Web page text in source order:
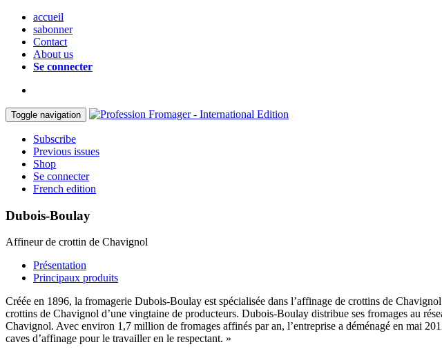
accueil
sabonner
Contact
About us
Se connecter
Toggle navigation
Subscribe
Previous issues
Shop
Se connecter
French edition
Dubois-Boulay
Affineur de crottin de Chavignol
Présentation
Principaux produits
Créée en 1896, la fromagerie Dubois-Boulay est spécialisée dans l’affinage de crottins de
crottins de Chavignol d’une vingtaine de producteurs. Dubois-Boulay distribue ses fromages au
Chavignol. Avec environ 1,7 million de fromages affinés par an, l’entreprise a déménagé en mai
caves d’affinage pour le travailler en le respectant. »